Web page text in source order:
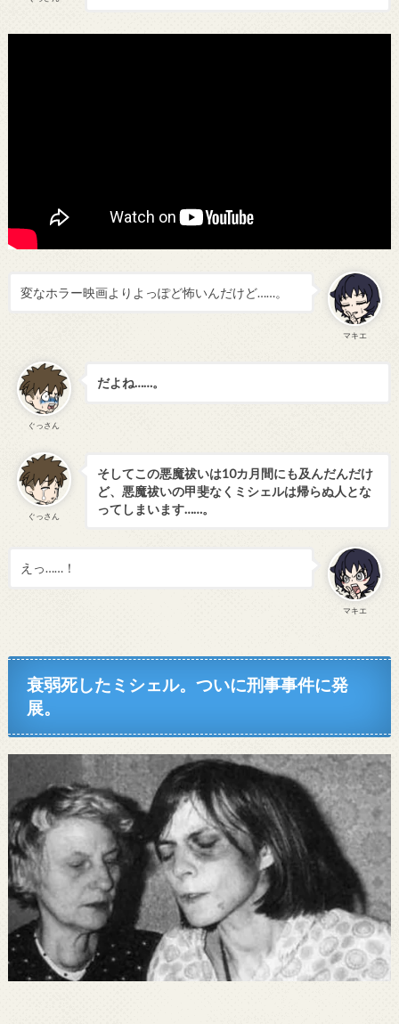
マキエ
変なホラー映画よりよっぽど怖いんだけど……。
ぐっさん
だよね……。
ぐっさん
そしてこの悪魔祓いは10カ月間にも及んだんだけ
ど、悪魔祓いの甲斐なくミシェルは帰らぬ人とな
ってしまいます……。
マキエ
えっ……！
衰弱死したミシェル。ついに刑事事件に発
展。